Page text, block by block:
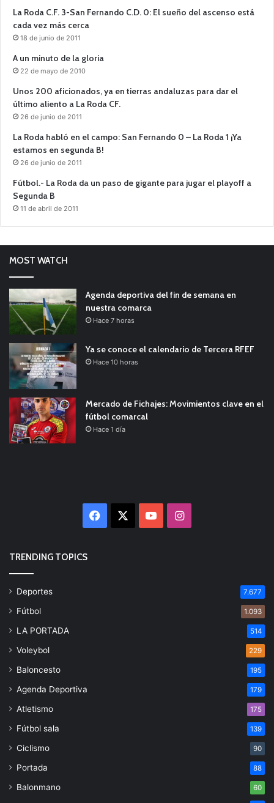
La Roda C.F. 3-San Fernando C.D. 0: El sueño del ascenso está
cada vez más cerca
18 de junio de 2011
A un minuto de la gloria
22 de mayo de 2010
Unos 200 aficionados, ya en tierras andaluzas para dar el
último aliento a La Roda CF.
26 de junio de 2011
La Roda habló en el campo: San Fernando 0 – La Roda 1 ¡Ya
estamos en segunda B!
26 de junio de 2011
Fútbol.- La Roda da un paso de gigante para jugar el playoff a
Segunda B
11 de abril de 2011
MOST WATCH
Agenda deportiva del fin de semana en
nuestra comarca
Hace 7 horas
Ya se conoce el calendario de Tercera RFEF
Hace 10 horas
Mercado de Fichajes: Movimientos clave en el
fútbol comarcal
Hace 1 día
Facebook YouTubeInstagram
TRENDING TOPICS
Deportes 7.677
Fútbol 1.093
LA PORTADA 514
Voleybol 229
Baloncesto 195
Agenda Deportiva 179
Atletismo 175
Fútbol sala 139
Ciclismo 90
Portada 88
Balonmano 60